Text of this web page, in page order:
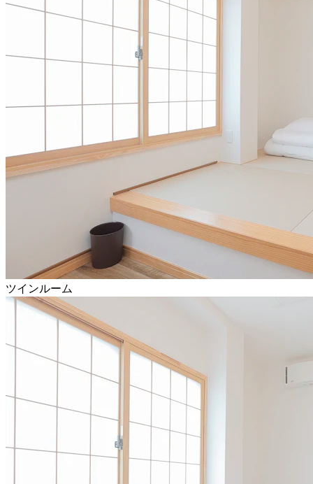
ツインルーム